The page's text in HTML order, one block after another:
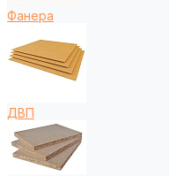
Фанера
ДВП